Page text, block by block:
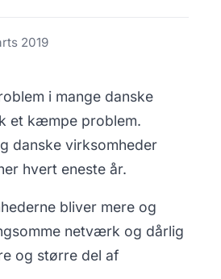
2019
i mange danske
et kæmpe problem.
danske virksomheder
hvert eneste år.
bliver mere og
netværk og dårlig
og større del af